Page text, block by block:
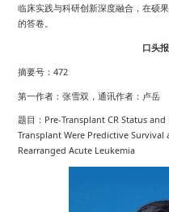
临床实践与科研创新深度融合，在硕
的答卷。
口头
摘要号：472
第一作者：张雪双，通讯作者：卢岳
题目：Pre-Transplant CR Status
Transplant Were Predictive Survival
Rearranged Acute Leukemia